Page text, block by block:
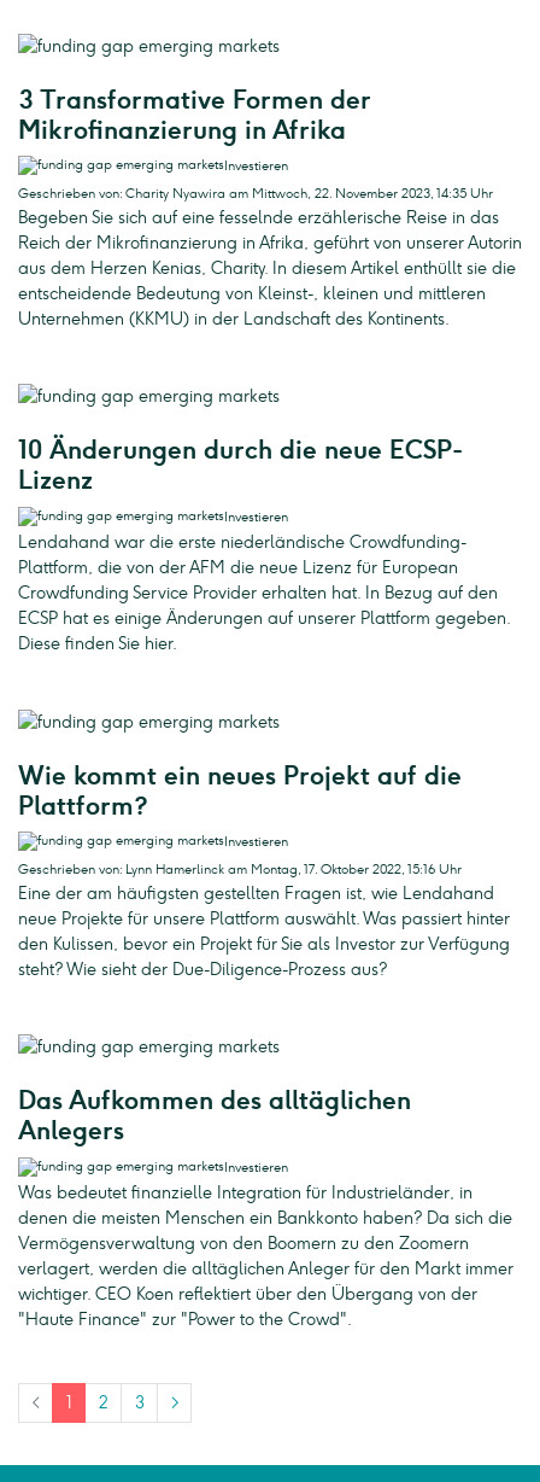
3 Transformative Formen der
Mikrofinanzierung in Afrika
Investieren
Geschrieben von: Charity Nyawira am Mittwoch, 22. November 2023, 14:35 Uhr
Begeben Sie sich auf eine fesselnde erzählerische Reise in das
Reich der Mikrofinanzierung in Afrika, geführt von unserer Autorin
aus dem Herzen Kenias, Charity. In diesem Artikel enthüllt sie die
entscheidende Bedeutung von Kleinst-, kleinen und mittleren
Unternehmen (KKMU) in der Landschaft des Kontinents.
10 Änderungen durch die neue ECSP-
Lizenz
Investieren
Lendahand war die erste niederländische Crowdfunding-
Plattform, die von der AFM die neue Lizenz für European
Crowdfunding Service Provider erhalten hat. In Bezug auf den
ECSP hat es einige Änderungen auf unserer Plattform gegeben.
Diese finden Sie hier.
Wie kommt ein neues Projekt auf die
Plattform?
Investieren
Geschrieben von: Lynn Hamerlinck am Montag, 17. Oktober 2022, 15:16 Uhr
Eine der am häufigsten gestellten Fragen ist, wie Lendahand
neue Projekte für unsere Plattform auswählt. Was passiert hinter
den Kulissen, bevor ein Projekt für Sie als Investor zur Verfügung
steht? Wie sieht der Due-Diligence-Prozess aus?
Das Aufkommen des alltäglichen
Anlegers
Investieren
Was bedeutet finanzielle Integration für Industrieländer, in
denen die meisten Menschen ein Bankkonto haben? Da sich die
Vermögensverwaltung von den Boomern zu den Zoomern
verlagert, werden die alltäglichen Anleger für den Markt immer
wichtiger. CEO Koen reflektiert über den Übergang von der
"Haute Finance" zur "Power to the Crowd".
< 1 2 3 >